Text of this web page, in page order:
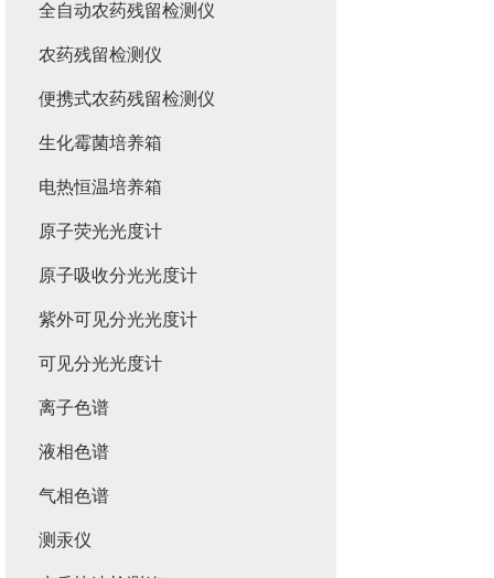
全自动农药残留检测仪
农药残留检测仪
便携式农药残留检测仪
生化霉菌培养箱
电热恒温培养箱
原子荧光光度计
原子吸收分光光度计
紫外可见分光光度计
可见分光光度计
离子色谱
液相色谱
气相色谱
测汞仪